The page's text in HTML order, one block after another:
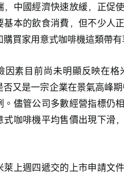
，中國經濟快速放緩，正促
基本的飲食消費，但不少人
購買家用意式咖啡機這類帶有
因素目前尚未明顯反映在
否又是一宗企業在景氣高峰
。儘管公司多數經營指標仍
式咖啡機平均售價出現下滑
萊上週四遞交的上市申請文